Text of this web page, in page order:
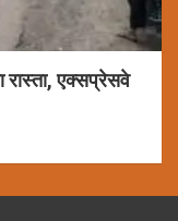
एक्सप्रेसवे